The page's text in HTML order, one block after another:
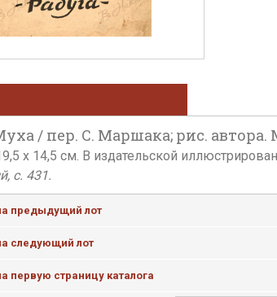
/ пер. С. Маршака; рис. автора.
х 14,5 см. В издательской
с. 431.
предыдущий лот
следующий лот
первую страницу каталога